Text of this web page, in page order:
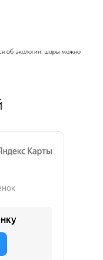
об экологии: шары можно